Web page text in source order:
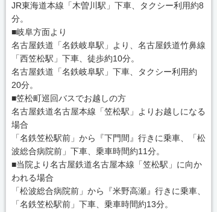
JR東海道本線「木曽川駅」下車、タクシー利用約8
分。
■岐阜方面より
名古屋鉄道「名鉄岐阜駅」より、名古屋鉄道竹鼻線
「西笠松駅」下車、徒歩約10分。
名古屋鉄道「名鉄岐阜駅」下車、タクシー利用約
20分。
■笠松町巡回バスでお越しの方
名古屋鉄道名古屋本線「笠松駅」よりお越しになる
場合
「名鉄笠松駅前」から『下門間』行きに乗車、「松
波総合病院前」下車、乗車時間約11分。
■当院より名古屋鉄道名古屋本線「笠松駅」に向か
われる場合
「松波総合病院前」から『米野高瀬』行きに乗車、
「名鉄笠松駅前」下車、乗車時間約13分。